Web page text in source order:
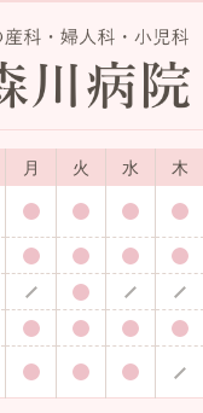
月 火 水 木